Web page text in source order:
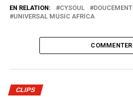
EN RELATION: CYSOUL DOUCEMENT
UNIVERSAL MUSIC AFRICA
COMMENTER
CLIPS